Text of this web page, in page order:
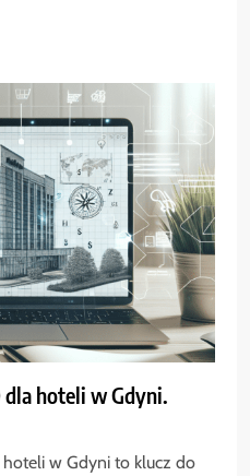
dla hoteli w Gdyni.
hoteli w Gdyni to klucz do